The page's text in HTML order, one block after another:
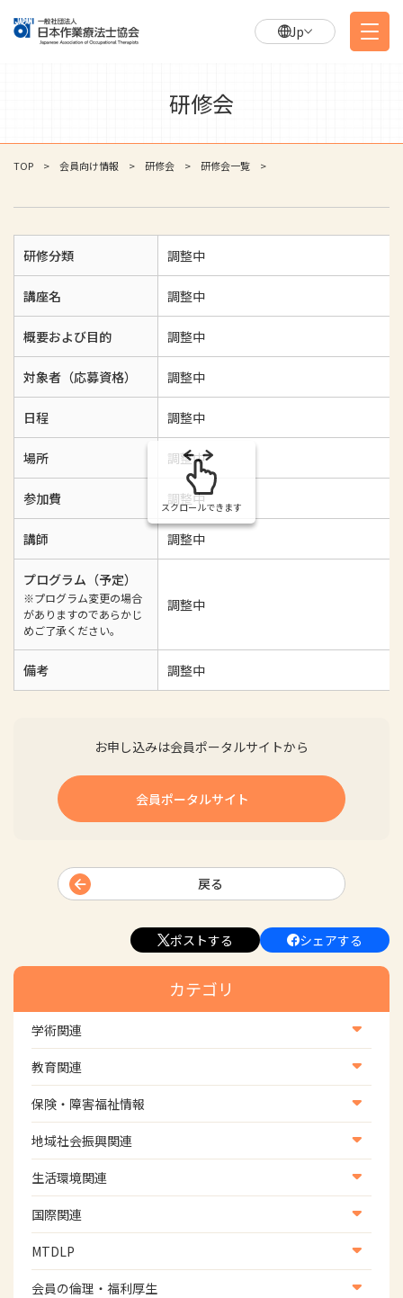
Jp
研修会
TOP 会員向け情報 研修会 研修会一覧
研修分類 調整中
講座名 調整中
概要および目的 調整中
対象者（応募資格） 調整中
日程 調整中
場所 調整中
参加費 調整中
講師 調整中
プログラム（予定）
※プログラム変更の場合
がありますのであらかじ
めご了承ください。
調整中
備考 調整中
スクロールできます
お申し込みは会員ポータルサイトから
会員ポータルサイト
戻る
ポストする シェアする
カテゴリ
学術関連
学術・研究
学会
学術誌
教育関連
養成教育
生涯教育
研修会
協会認定資格試験・審査会情報
保険・障害福祉情報
医療保険情報
介護保険情報
児童福祉・障害福祉情報
地域社会振興関連
地域社会振興部地域事業支援課【認知症対策班】
地域社会振興部地域事業支援課【地域包括ケア推進班】
地域社会振興部地域事業支援課【運転と地域移動推進
班】
スポーツ振興関連
生活環境関連
生活環境・福祉用具支援
国際関連
国際関連
WFOT等海外関連情報
MTDLP
MTDLP室
会員の倫理・福利厚生